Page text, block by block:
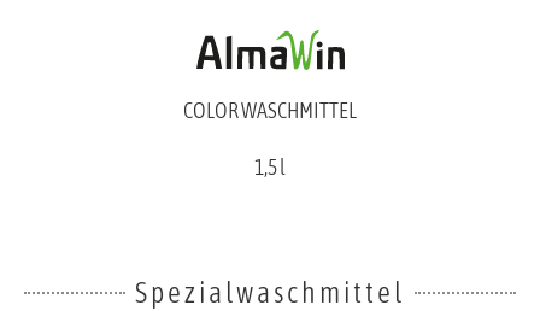
COLOR WASCHMITTEL
1,5 l
Spezialwaschmittel